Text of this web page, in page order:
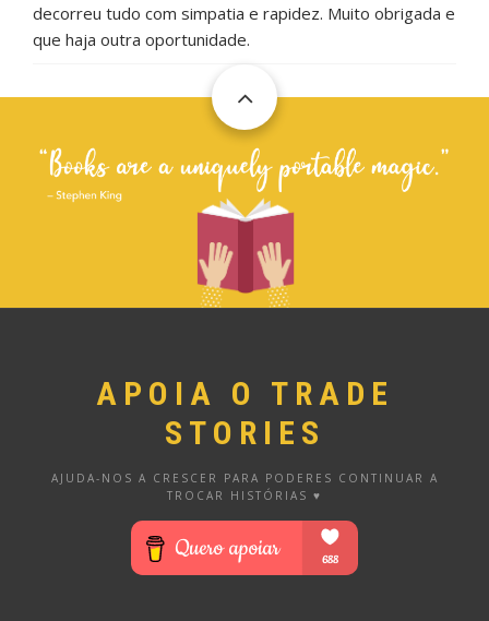
decorreu tudo com simpatia e rapidez. Muito obrigada e
que haja outra oportunidade.
APOIA O TRADE
STORIES
AJUDA-NOS A CRESCER PARA PODERES CONTINUAR A
TROCAR HISTÓRIAS ♥